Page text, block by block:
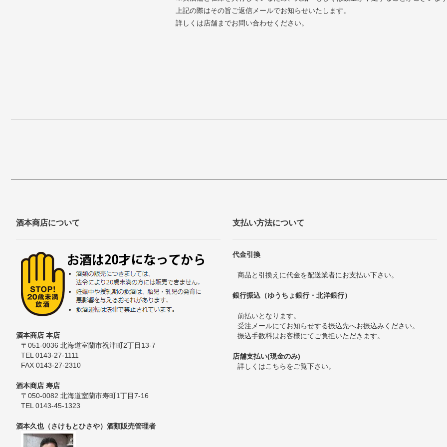
上記の際はその旨ご返信メールでお知らせいたします。
詳しくは店舗までお問い合わせください。
酒本商店について
酒本商店 本店
〒051-0036 北海道室蘭市祝津町2丁目13-7
TEL 0143-27-1111
FAX 0143-27-2310
酒本商店 寿店
〒050-0082 北海道室蘭市寿町1丁目7-16
TEL 0143-45-1323
酒本久也（さけもとひさや）酒類販売管理者
支払い方法について
代金引換
商品と引換えに代金を配送業者にお支払い下さい。
銀行振込（ゆうちょ銀行・北洋銀行）
前払いとなります。
受注メールにてお知らせする振込先へお振込みください。
振込手数料はお客様にてご負担いただきます。
店舗支払い(現金のみ)
詳しくはこちらをご覧下さい。